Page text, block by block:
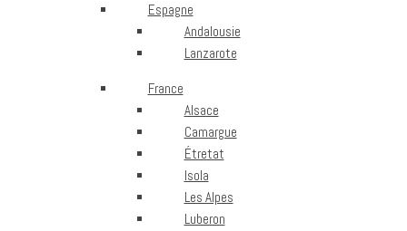
Espagne
Andalousie
Lanzarote
France
Alsace
Camargue
Étretat
Isola
Les Alpes
Luberon